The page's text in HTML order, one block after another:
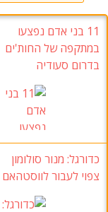
11 בני אדם נפצעו
במתקפה של החות'ים
בדרום סעודיה
כדורגל: מנור סולומון
צפוי לעבור לווסטהאם